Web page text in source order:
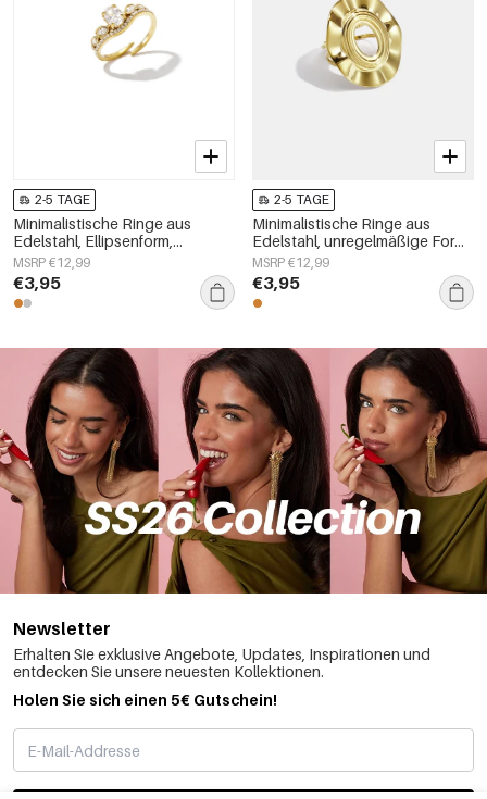
2-5 TAGE
Minimalistische Ringe aus
Edelstahl, Ellipsenform,
schlichte Alltags-Serie,
Damenschmuck
MSRP €12,99
€3,95
2-5 TAGE
Minimalistische Ringe aus
Edelstahl, unregelmäßige Form,
schlichte Alltags-Serie,
Damenschmuck
MSRP €12,99
€3,95
Newsletter
Erhalten Sie exklusive Angebote, Updates, Inspirationen und
entdecken Sie unsere neuesten Kollektionen.
Holen Sie sich einen 5€ Gutschein!